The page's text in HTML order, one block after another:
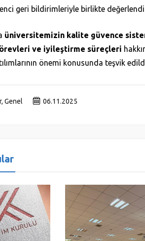
geri bildirimleriyle birlikte
üniversitemizin kalite güvence
ve iyileştirme süreçleri
önemi konusunda teşvik
, Genel 06.11.2025